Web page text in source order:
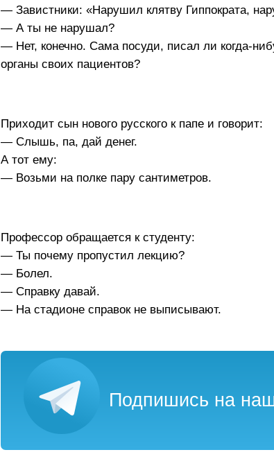
— Завистники: «Нарушил клятву Гиппократа,
— А ты не нарушал?
— Нет, конечно. Сама посуди, писал ли когда-
органы своих пациентов?
Приходит сын нового русского к папе и говорит:
— Слышь, па, дай денег.
А тот ему:
— Возьми на полке пару сантиметров.
Профессор обращается к студенту:
— Ты почему пропустил лекцию?
— Болел.
— Справку давай.
— На стадионе справок не выписывают.
Подпишись на